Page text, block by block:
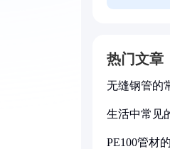
热门文章
无缝钢管的
生活中常见
PE100管材